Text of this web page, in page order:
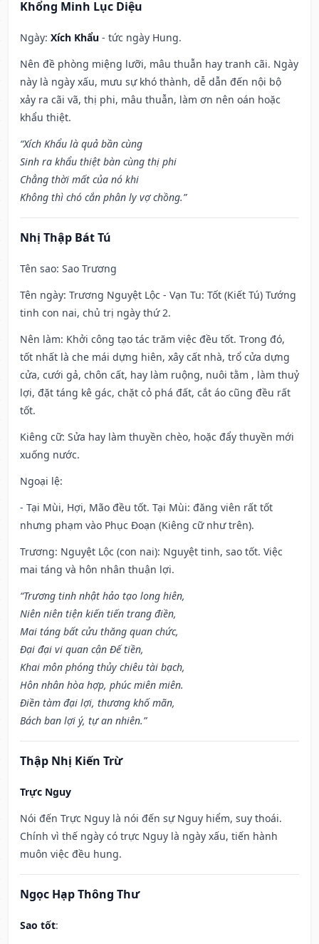
Khổng Minh Lục Diệu
Ngày: Xích Khẩu - tức ngày Hung.
Nên đề phòng miệng lưỡi, mâu thuẫn hay tranh cãi. Ngày
này là ngày xấu, mưu sự khó thành, dễ dẫn đến nội bộ
xảy ra cãi vã, thị phi, mâu thuẫn, làm ơn nên oán hoặc
khẩu thiệt.
“Xích Khẩu là quả bần cùng
Sinh ra khẩu thiệt bàn cùng thị phi
Chẳng thời mất của nó khi
Không thì chó cắn phân ly vợ chồng.”
Nhị Thập Bát Tú
Tên sao: Sao Trương
Tên ngày: Trương Nguyệt Lộc - Vạn Tu: Tốt (Kiết Tú) Tướng
tinh con nai, chủ trị ngày thứ 2.
Nên làm: Khởi công tạo tác trăm việc đều tốt. Trong đó,
tốt nhất là che mái dựng hiên, xây cất nhà, trổ cửa dựng
cửa, cưới gả, chôn cất, hay làm ruộng, nuôi tằm , làm thuỷ
lợi, đặt táng kê gác, chặt cỏ phá đất, cắt áo cũng đều rất
tốt.
Kiêng cữ: Sửa hay làm thuyền chèo, hoặc đẩy thuyền mới
xuống nước.
Ngoại lệ:
- Tại Mùi, Hợi, Mão đều tốt. Tại Mùi: đăng viên rất tốt
nhưng phạm vào Phục Đoạn (Kiêng cữ như trên).
Trương: Nguyệt Lộc (con nai): Nguyệt tinh, sao tốt. Việc
mai táng và hôn nhân thuận lợi.
“Trương tinh nhật hảo tạo long hiên,
Niên niên tiện kiến tiến trang điền,
Mai táng bất cửu thăng quan chức,
Đại đại vi quan cận Đế tiền,
Khai môn phóng thủy chiêu tài bạch,
Hôn nhân hòa hợp, phúc miên miên.
Điền tàm đại lợi, thương khố mãn,
Bách ban lợi ý, tự an nhiên.”
Thập Nhị Kiến Trừ
Trực Nguy
Nói đến Trực Nguy là nói đến sự Nguy hiểm, suy thoái.
Chính vì thế ngày có trực Nguy là ngày xấu, tiến hành
muôn việc đều hung.
Ngọc Hạp Thông Thư
Sao tốt: